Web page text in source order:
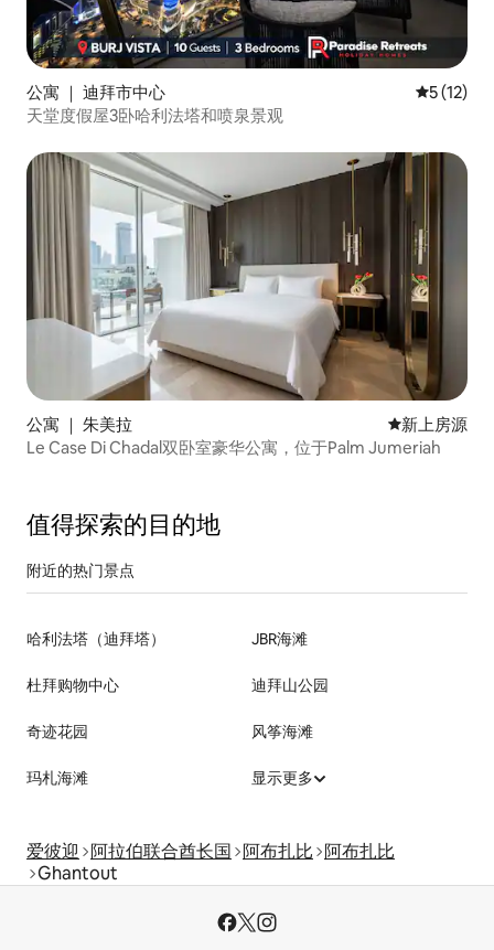
公寓 ｜ 迪拜市中心 平均评分
5 (12)
天堂度假屋3卧哈利法塔和喷泉景观
公寓 ｜ 朱美拉 新房源
新上房源
Le Case Di Chadal双卧室豪华公寓，位于Palm Jumeriah
值得探索的目的地
附近的热门景点
哈利法塔（迪拜塔） JBR海滩
杜拜购物中心 迪拜山公园
奇迹花园 风筝海滩
玛札海滩 显示更多
爱彼迎 阿拉伯联合酋长国 阿布扎比 阿布扎比
Ghantout